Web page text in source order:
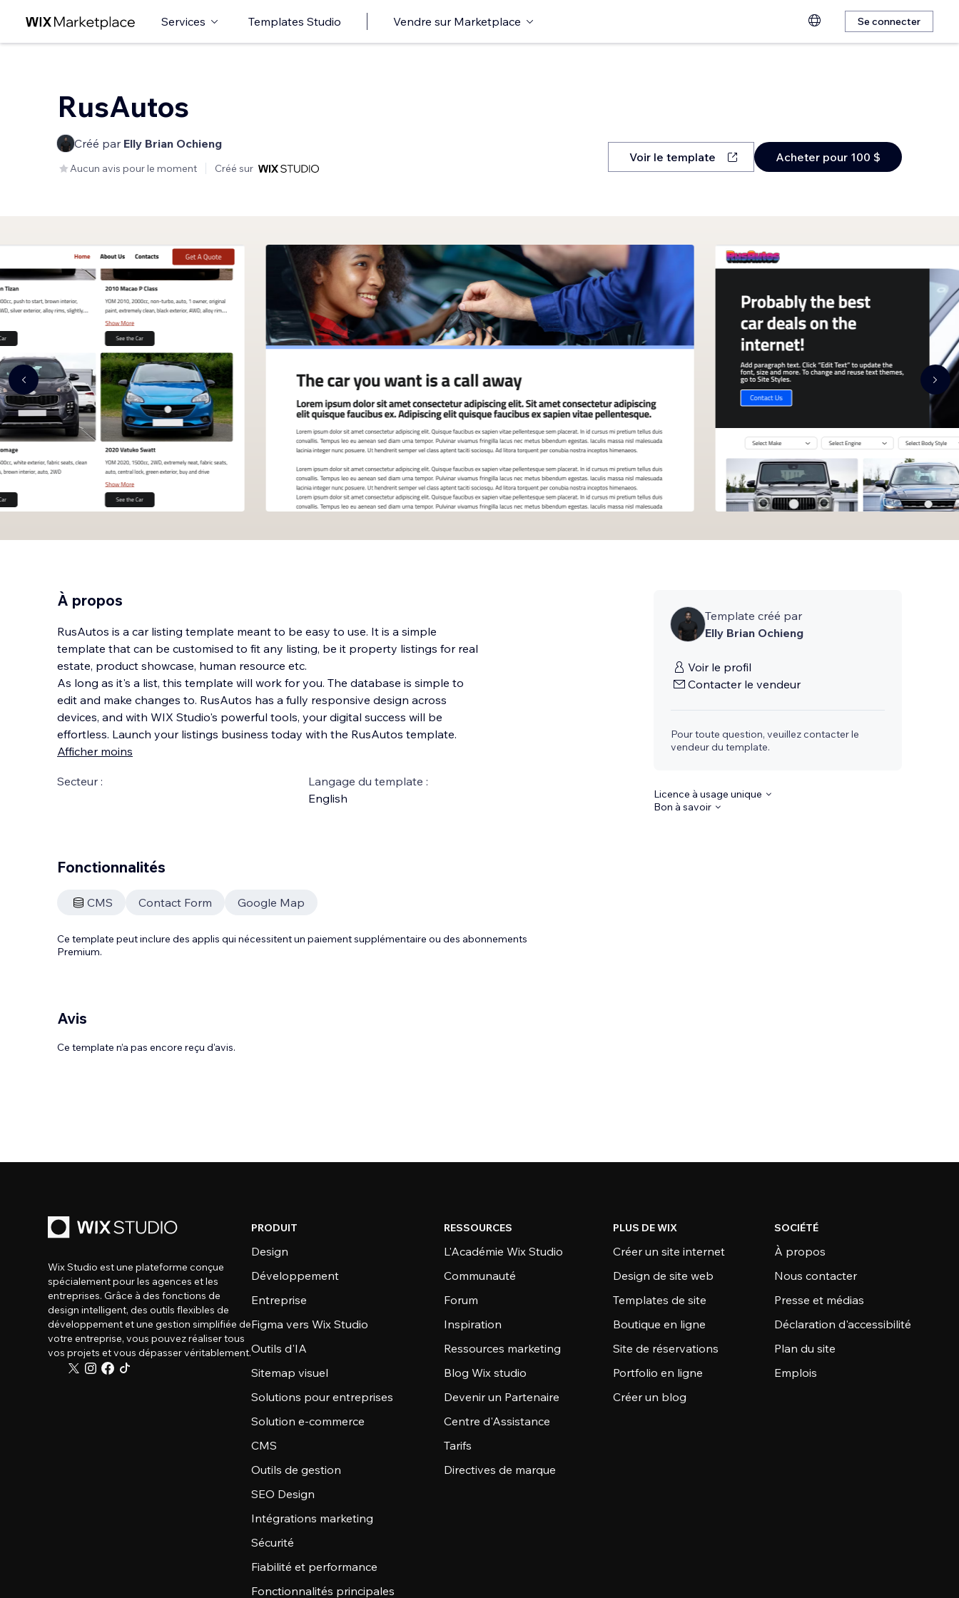
Services Templates Studio Vendre sur Marketplace Se connecter
RusAutos
Créé par Elly Brian Ochieng
Aucun avis pour le moment Créé sur
Voir le template Acheter pour 100 $
À propos
RusAutos is a car listing template meant to be easy to use. It is a simple
template that can be customised to fit any listing, be it property listings for real
estate, product showcase, human resource etc.
As long as it's a list, this template will work for you. The database is simple to
edit and make changes to. RusAutos has a fully responsive design across
devices, and with WIX Studio's powerful tools, your digital success will be
effortless. Launch your listings business today with the RusAutos template.
Afficher moins
Secteur :
Langage du template :
English
Template créé par
Elly Brian Ochieng
Voir le profil
Contacter le vendeur
Pour toute question, veuillez contacter le
vendeur du template.
Licence à usage unique
Bon à savoir
Fonctionnalités
CMS Contact Form Google Map
Ce template peut inclure des applis qui nécessitent un paiement supplémentaire ou des abonnements
Premium.
Avis
Ce template n’a pas encore reçu d'avis.
Wix Studio est une plateforme conçue
spécialement pour les agences et les
entreprises. Grâce à des fonctions de
design intelligent, des outils flexibles de
développement et une gestion simplifiée de
votre entreprise, vous pouvez réaliser tous
vos projets et vous dépasser véritablement.
PRODUIT
Design
Développement
Entreprise
Figma vers Wix Studio
Outils d'IA
Sitemap visuel
Solutions pour entreprises
Solution e-commerce
CMS
Outils de gestion
SEO Design
Intégrations marketing
Sécurité
Fiabilité et performance
Fonctionnalités principales
RESSOURCES
L'Académie Wix Studio
Communauté
Forum
Inspiration
Ressources marketing
Blog Wix studio
Devenir un Partenaire
Centre d'Assistance
Tarifs
Directives de marque
PLUS DE WIX
Créer un site internet
Design de site web
Templates de site
Boutique en ligne
Site de réservations
Portfolio en ligne
Créer un blog
SOCIÉTÉ
À propos
Nous contacter
Presse et médias
Déclaration d'accessibilité
Plan du site
Emplois